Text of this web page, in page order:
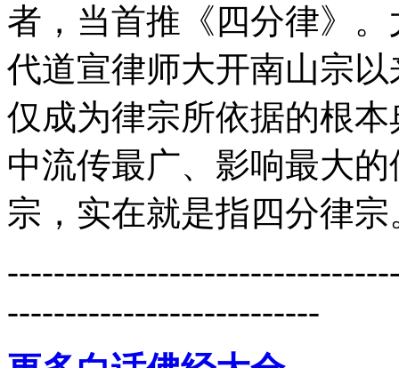
者，当首推《四分律》
代道宣律师大开南山宗
仅成为律宗所依据的根
中流传最广、影响最大
宗，实在就是指四分律宗
---------------------------